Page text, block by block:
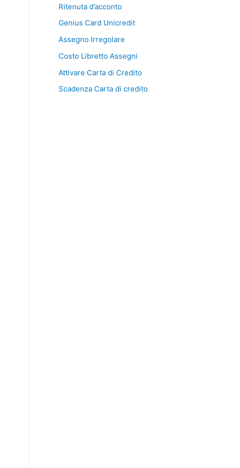
Ritenuta d’acconto
Genius Card Unicredit
Assegno Irregolare
Costo Libretto Assegni
Attivare Carta di Credito
Scadenza Carta di credito